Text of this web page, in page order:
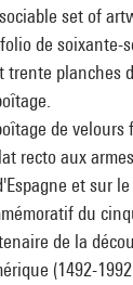
set of
de soixante-
trente planches
de velours
recto aux
et sur
du
de la
(1492-